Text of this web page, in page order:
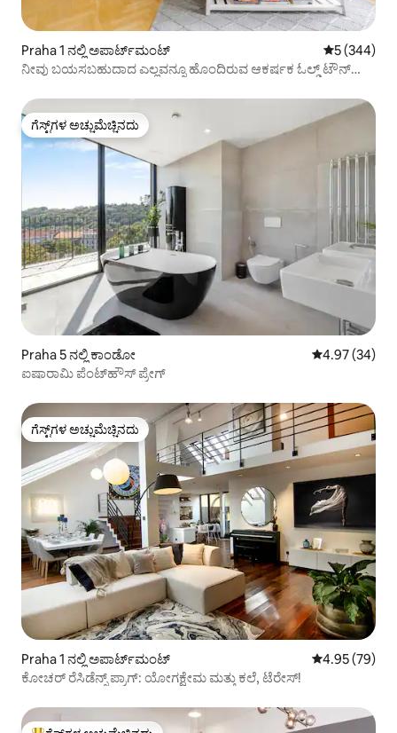
Praha 1 ನಲ್ಲಿ ಅಪಾರ್ಟ್‌ಮಂಟ್ 5 ರಲ್ಲಿ 5
5 (344)
ನೀವು ಬಯಸಬಹುದಾದ ಎಲ್ಲವನ್ನೂ ಹೊಂದಿರುವ ಆಕರ್ಷಕ ಓಲ್ಡ್ ಟೌನ್
ಗೆಸ್ಟ್‌ಗಳ ಅಚ್ಚುಮೆಚ್ಚಿನದು
ಗೆಸ್ಟ್‌ಗಳ ಅಚ್ಚುಮೆಚ್ಚಿನದು
Praha 5 ನಲ್ಲಿ ಕಾಂಡೋ 5 ರಲ್ಲಿ 4.97
4.97 (34)
ಐಷಾರಾಮಿ ಪೆಂಟ್‌ಹೌಸ್ ಪ್ರೇಗ್
ಗೆಸ್ಟ್‌ಗಳ ಅಚ್ಚುಮೆಚ್ಚಿನದು
ಗೆಸ್ಟ್‌ಗಳ ಅಚ್ಚುಮೆಚ್ಚಿನದು
Praha 1 ನಲ್ಲಿ ಅಪಾರ್ಟ್‌ಮಂಟ್ 5 ರಲ್ಲಿ 4.95
4.95 (79)
ಕೋಚರ್ ರೆಸಿಡೆನ್ಸ್ ಪ್ರಾಗ್: ಯೋಗಕ್ಷೇಮ ಮತ್ತು ಕಲೆ, ಟೆರೇಸ್!